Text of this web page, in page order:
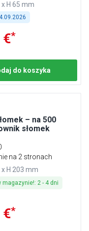
x H 65 mm
€*
do koszyka
– na 500
słomek
na 2 stronach
x H 203 mm
magazynie!: 2 - 4 dni
€*